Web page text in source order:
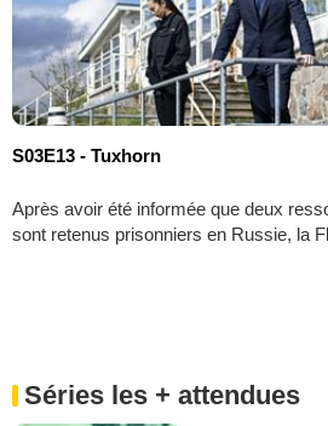
S03E13 - Tuxhorn
Après avoir été informée que deux
sont retenus prisonniers en Russie, la
Séries les + attendues